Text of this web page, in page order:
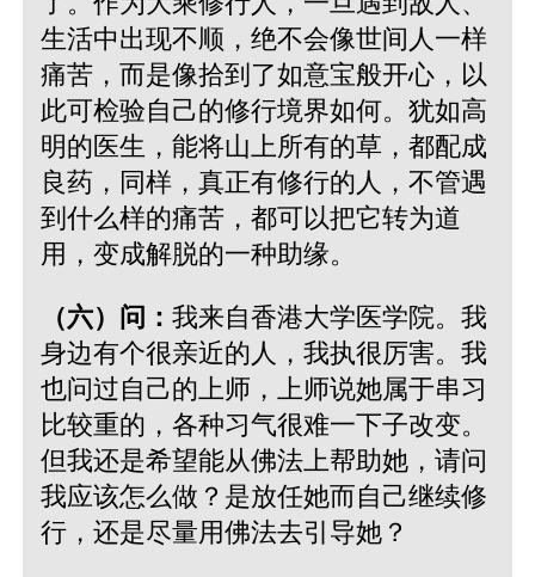
生活中出现不顺，绝不会像世间人一样
痛苦，而是像拾到了如意宝般开心，以
此可检验自己的修行境界如何。犹如高
明的医生，能将山上所有的草，都配成
良药，同样，真正有修行的人，不管遇
到什么样的痛苦，都可以把它转为道
用，变成解脱的一种助缘。
（六）问： 我来自香港大学医学院。我
身边有个很亲近的人，我执很厉害。我
也问过自己的上师，上师说她属于串习
比较重的，各种习气很难一下子改变。
但我还是希望能从佛法上帮助她，请问
我应该怎么做？是放任她而自己继续修
行，还是尽量用佛法去引导她？